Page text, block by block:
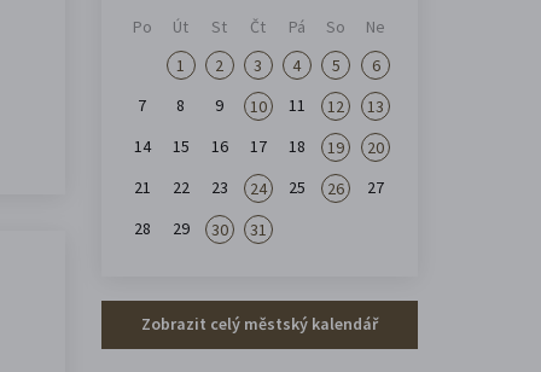
Po Út St Čt Pá So
Ne
1
2 3 4 5
6
7
8 9 10 11 12
13
14
15 16 17 18 19
20
21
22 23 24 25 26
27
28
29 30 31
Zobrazit celý městský kalendář